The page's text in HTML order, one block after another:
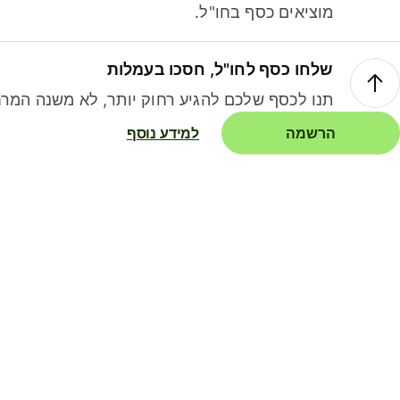
מוציאים כסף בחו"ל.
שלחו כסף לחו"ל, חסכו בעמלות
תנו לכסף שלכם להגיע רחוק יותר, לא משנה
הרשמה למידע נוסף